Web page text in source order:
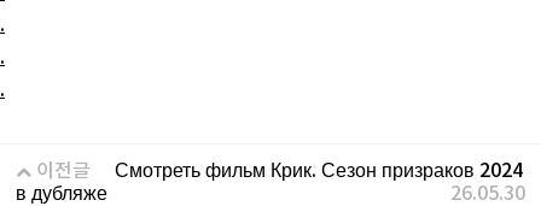
.
.
.
이전글
Смотреть фильм Крик. Сезон призраков 2024
в дубляже
26.05.30